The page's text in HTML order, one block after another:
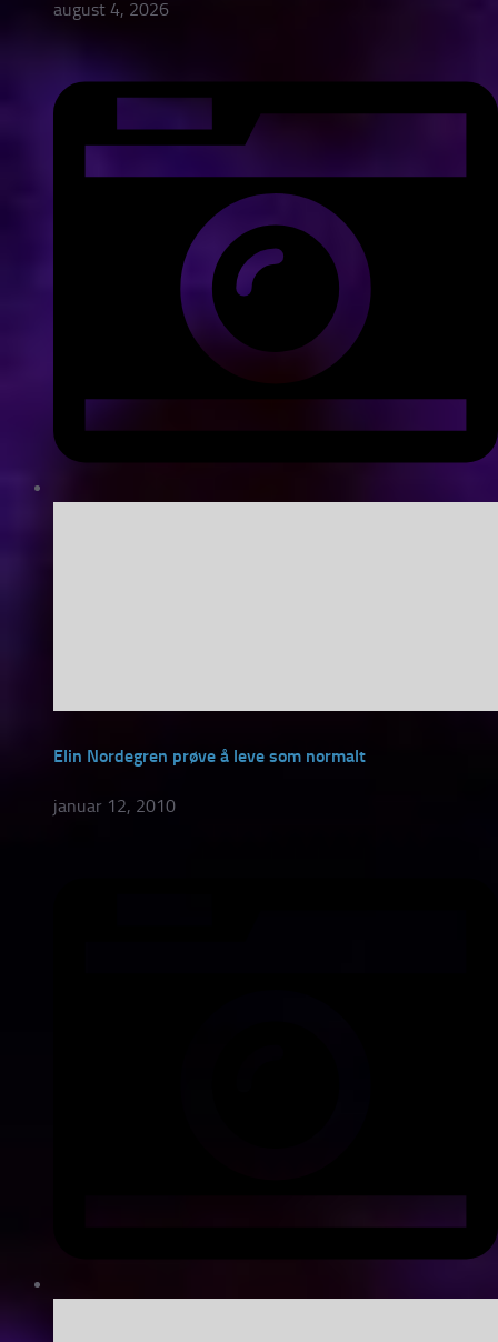
august 4, 2026
Elin Nordegren prøve å leve som normalt
januar 12, 2010